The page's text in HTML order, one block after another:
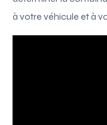
à votre véhicule et à